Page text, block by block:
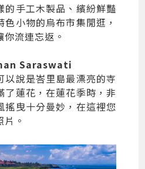
的手工木製品、繽紛鮮豔
小物的烏布市集閒逛，
流連忘返。
Saraswati
以說是峇里島最漂亮的寺
了蓮花，在蓮花季時，非
搖曳十分曼妙，在這裡您
。